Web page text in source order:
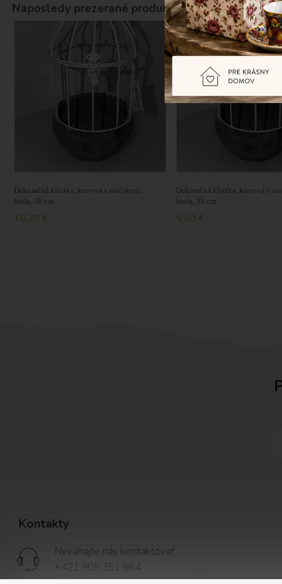
Naposledy prezerané produkty
Dekoračná klietka, kovová s vtáčikom,
biela, 38 cm
10,70 €
Dekoračná klietka, kovová s
biela, 33 cm
9,60 €
Kontakty
Neváhajte nás kontaktovať
+421 905 351 864